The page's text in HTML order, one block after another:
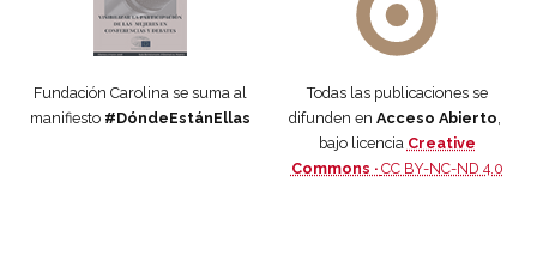
Fundación Carolina se suma al
manifiesto #DóndeEstánEllas
Todas las publicaciones se
difunden en Acceso Abierto
bajo licencia Creative
Commons · CC BY-NC-ND 4.0